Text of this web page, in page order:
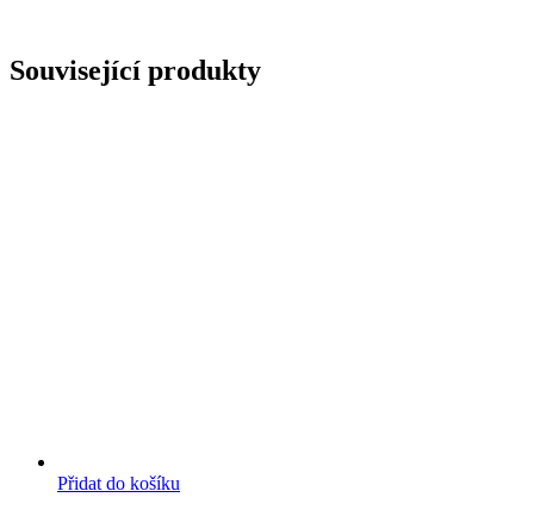
Související produkty
Přidat do košíku